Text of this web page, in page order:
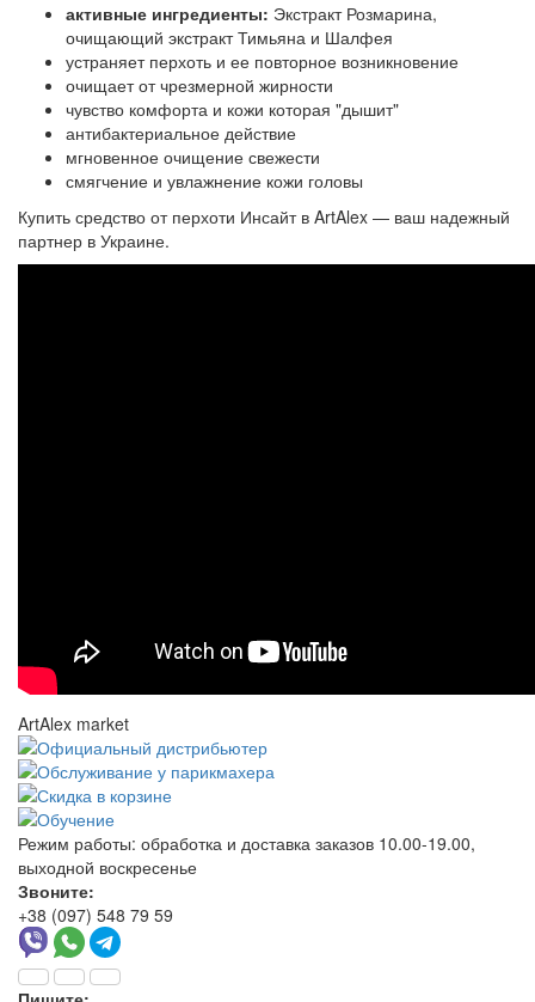
активные ингредиенты: Экстракт Розмарина,
очищающий экстракт Тимьяна и Шалфея
устраняет перхоть и ее повторное возникновение
очищает от чрезмерной жирности
чувство комфорта и кожи которая "дышит"
антибактериальное действие
мгновенное очищение свежести
смягчение и увлажнение кожи головы
Купить средство от перхоти Инсайт в ArtAlex — ваш надежный
партнер в Украине.
ArtAlex market
Режим работы: обработка и доставка заказов 10.00-19.00,
выходной воскресенье
Звоните:
+38 (097) 548 79 59